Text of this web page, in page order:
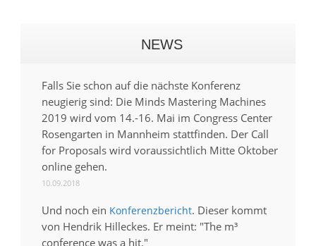
NEWS
Falls Sie schon auf die nächste Konferenz
neugierig sind: Die Minds Mastering Machines
2019 wird vom 14.-16. Mai im Congress Center
Rosengarten in Mannheim stattfinden. Der Call
for Proposals wird voraussichtlich Mitte Oktober
online gehen.
10.09.2018
Und noch ein Konferenzbericht. Dieser kommt
von Hendrik Hilleckes. Er meint: "The m³
conference was a hit."